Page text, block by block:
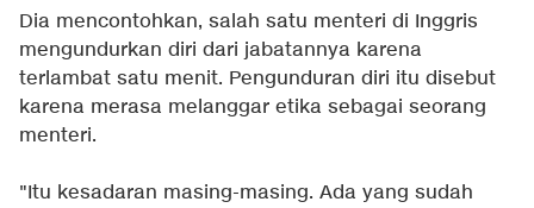
Dia mencontohkan, salah satu menteri di Inggris
mengundurkan diri dari jabatannya karena
terlambat satu menit. Pengunduran diri itu disebut
karena merasa melanggar etika sebagai seorang
menteri.
"Itu kesadaran masing-masing. Ada yang sudah